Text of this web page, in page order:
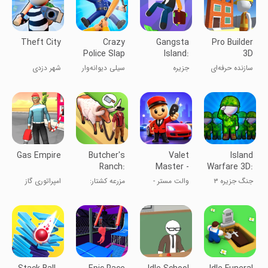
Pro Builder
3D
سازنده حرفه‌ای
Gangsta
Island:
Crime City
جزیره
جنایت
Crazy
Police Slap
- Smash
سیلی دیوانه‌وار
کردن پلیس‌ها
Theft City
شهر دزدی
Island
Warfare 3D:
Guns' Land
جنگ جزیره ۳
اسلحه‌ها
Valet
Master -
Car Parking
والت مستر -
Butcher's
Ranch:
Homestead
مزرعه کشتار:
Gas Empire
امپراتوری گاز